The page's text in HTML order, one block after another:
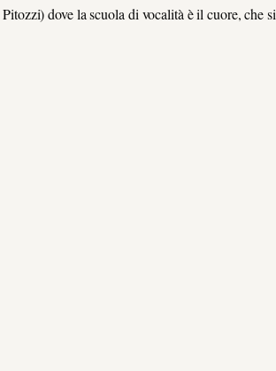
dove la scuola di vocalità è il cuore, che si